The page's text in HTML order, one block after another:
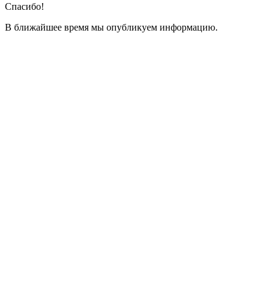
Спасибо!
В ближайшее время мы опубликуем информацию.